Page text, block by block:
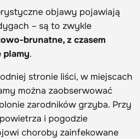
objawy pojawiają
– są to zwykle
brunatne, z czasem
plamy.
stronie liści, w miejscach
można zaobserwować
zarodników grzyba. Przy
i pogodzie
choroby zainfekowane